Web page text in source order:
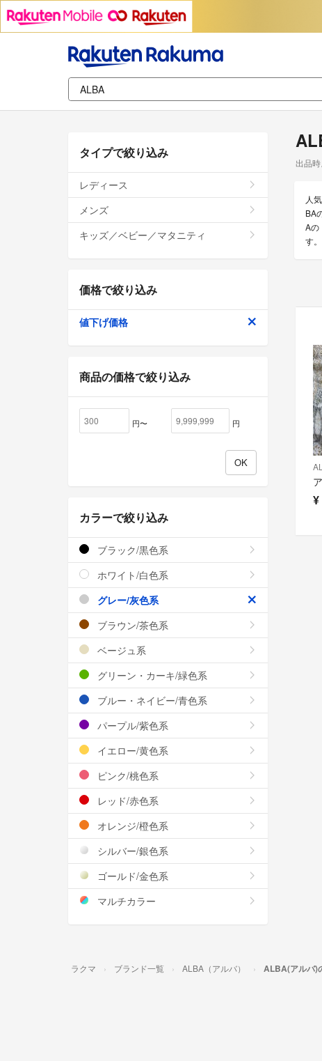
出品
人
BA
Aの
す
¥
タイプで絞り込み
レディース
メンズ
キッズ／ベビー／マタニティ
価格で絞り込み
値下げ価格
商品の価格で絞り込み
円〜 円
カラーで絞り込み
ブラック/黒色系
ホワイト/白色系
グレー/灰色系
ブラウン/茶色系
ベージュ系
グリーン・カーキ/緑色系
ブルー・ネイビー/青色系
パープル/紫色系
イエロー/黄色系
ピンク/桃色系
レッド/赤色系
オレンジ/橙色系
シルバー/銀色系
ゴールド/金色系
マルチカラー
ラクマ ブランド一覧 ALBA（アルバ） ALBA(アルバ)